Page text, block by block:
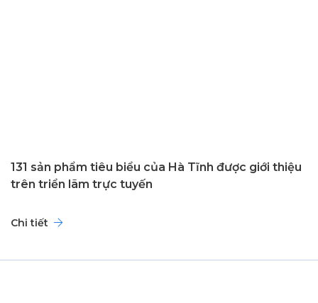
131 sản phẩm tiêu biểu của Hà Tĩnh được giới thiệu
trên triển lãm trực tuyến
Chi tiết